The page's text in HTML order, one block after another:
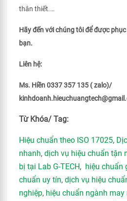
thân thiết.…
Hãy đến với chúng tôi để được
bạn.
Liên hệ:
Ms. Hiền 0337 357 135 ( zalo)/
Từ Khóa/ Tag:
Hiệu chuẩn theo ISO 17025,
nhanh, dịch vụ hiệu chuẩn tận
bị tại Lab G-TECH, hiệu chuẩn
chuẩn uy tín, dịch vụ hiệu
nghiệp, hiệu chuẩn ngành may